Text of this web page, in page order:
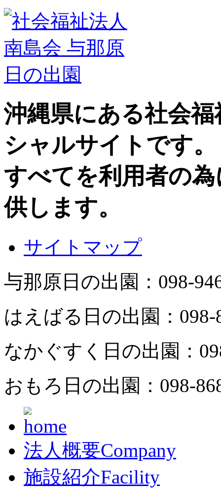
沖縄県にある社会
シャルサイトです。
すべてを利用者の
供します。
サイトマップ
与那原日の出園： 098-
はえばる日の出園： 098-
なかぐすく日の出園：
おもろ日の出園： 098-
法人概要Company
施設紹介Facility